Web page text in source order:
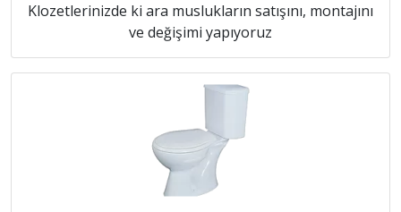
Klozetlerinizde ki ara muslukların satışını, montajını
ve değişimi yapıyoruz